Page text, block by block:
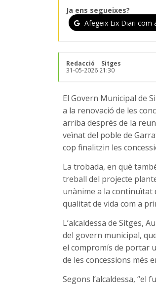
Ja ens segueixes?
Afegeix Eix Diari
Redacció | Sitges
31-05-2026 21:30
El Govern Municipal de
a la renovació de les
arriba després de la
veïnat del poble de
cop finalitzin les
La trobada, en què
treball del projecte
unànime a la continuïtat
qualitat de vida com a
L’alcaldessa de Sitges,
del govern municipal,
el compromís de portar
de les concessions més
Segons l’alcaldessa,